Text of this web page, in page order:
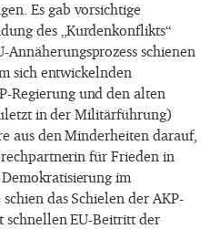
Es gab vorsichtige
des „Kurdenkonflikts“
schienen
sich entwickelnden
Regierung und den alten
in der Militärführung)
aus den Minderheiten darauf,
für Frieden in
im
das Schielen der AKP-
schnellen EU-Beitritt der